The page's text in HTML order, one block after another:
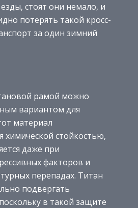
стоят они немало, и
потерять такой кросс-
за один зимний
рамой можно
вариантом для
материал
химической стойкостью,
даже при
факторов и
перепадах. Титан
подвергать
в такой защите